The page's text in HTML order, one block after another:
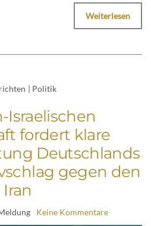
Weiterlesen
| Politik
Israelischen
fordert klare
Deutschlands
gegen den
Iran
Keine Kommentare